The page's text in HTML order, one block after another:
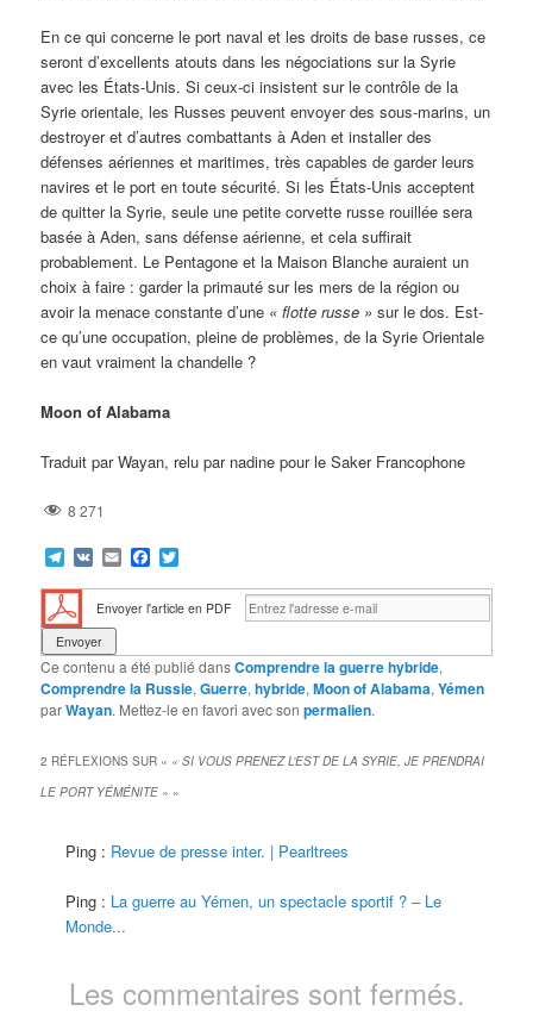
En ce qui concerne le port naval et les droits de base russes, ce
seront d’excellents atouts dans les négociations sur la Syrie
avec les États-Unis. Si ceux-ci insistent sur le contrôle de la
Syrie orientale, les Russes peuvent envoyer des sous-marins, un
destroyer et d’autres combattants à Aden et installer des
défenses aériennes et maritimes, très capables de garder leurs
navires et le port en toute sécurité. Si les États-Unis acceptent
de quitter la Syrie, seule une petite corvette russe rouillée sera
basée à Aden, sans défense aérienne, et cela suffirait
probablement. Le Pentagone et la Maison Blanche auraient un
choix à faire : garder la primauté sur les mers de la région ou
avoir la menace constante d’une « flotte russe » sur le dos. Est-
ce qu’une occupation, pleine de problèmes, de la Syrie Orientale
en vaut vraiment la chandelle ?
Moon of Alabama
Traduit par Wayan, relu par nadine pour le Saker Francophone
8 271
Telegram
VK EmailFacebook
Envoyer l'article en PDF
Ce contenu a été publié dansComprendre la guerre hybride,
Comprendre la Russie,Guerre,hybride,Moon of Alabama,Yémen
parWayan. Mettez-le en favori avec sonpermalien.
2 RÉFLEXIONS SUR « « SI VOUS PRENEZ L’EST DE LA SYRIE, JE PRENDRAI
LE PORT YÉMÉNITE » »
Ping : Revue de presse inter. | Pearltrees
Ping : La guerre au Yémen, un spectacle sportif ? – Le
Monde...
Les commentaires sont fermés.